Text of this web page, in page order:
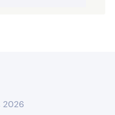
2026